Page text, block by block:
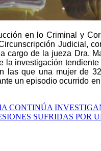
en lo Criminal y
Judicial,
cargo de la jueza Dra.
la investigación
las que una mujer de
un episodio ocurrido
CONTINÚA
SUFRIDAS POR